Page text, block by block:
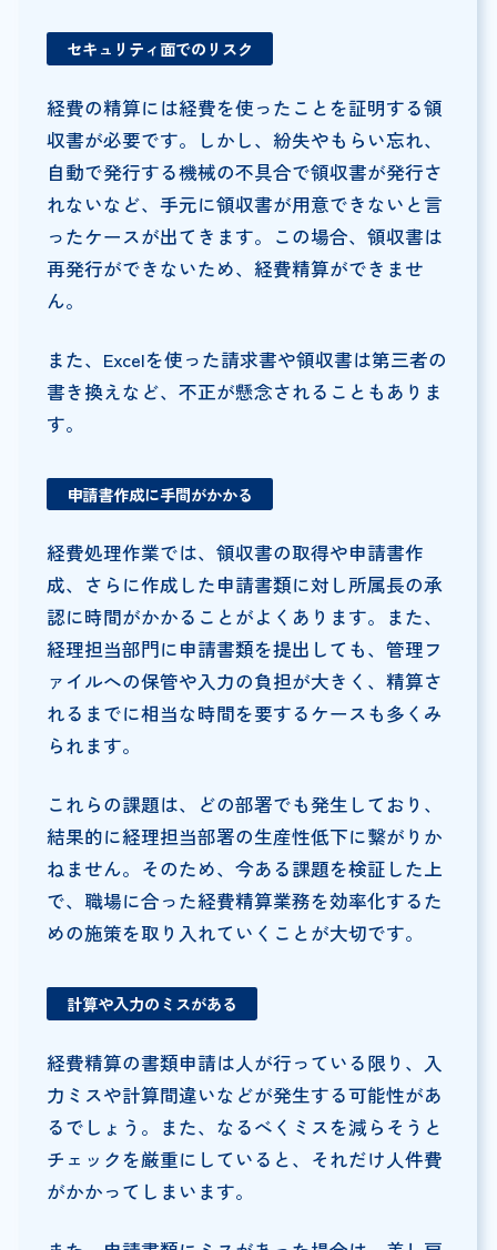
セキュリティ面でのリスク
経費の精算には経費を使ったことを証明する領
収書が必要です。しかし、紛失やもらい忘れ、
自動で発行する機械の不具合で領収書が発行さ
れないなど、手元に領収書が用意できないと言
ったケースが出てきます。この場合、領収書は
再発行ができないため、経費精算ができませ
ん。
また、Excelを使った請求書や領収書は第三者の
書き換えなど、不正が懸念されることもありま
す。
申請書作成に手間がかかる
経費処理作業では、領収書の取得や申請書作
成、さらに作成した申請書類に対し所属長の承
認に時間がかかることがよくあります。また、
経理担当部門に申請書類を提出しても、管理フ
ァイルへの保管や入力の負担が大きく、精算さ
れるまでに相当な時間を要するケースも多くみ
られます。
これらの課題は、どの部署でも発生しており、
結果的に経理担当部署の生産性低下に繋がりか
ねません。そのため、今ある課題を検証した上
で、職場に合った経費精算業務を効率化するた
めの施策を取り入れていくことが大切です。
計算や入力のミスがある
経費精算の書類申請は人が行っている限り、入
力ミスや計算間違いなどが発生する可能性があ
るでしょう。また、なるべくミスを減らそうと
チェックを厳重にしていると、それだけ人件費
がかかってしまいます。